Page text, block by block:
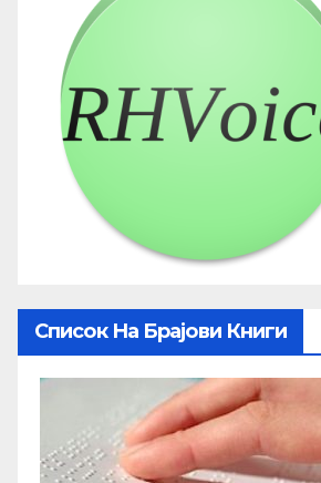
Список На Брајови Книги